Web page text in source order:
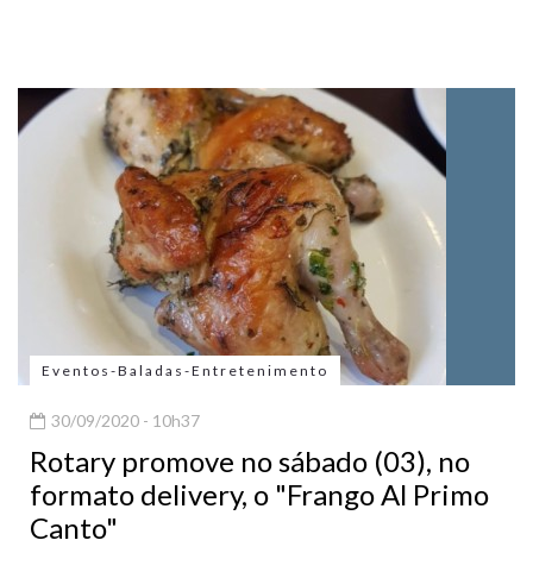
Eventos-Baladas-Entretenimento
30/09/2020 - 10h37
Rotary promove no sábado (03), no
formato delivery, o "Frango Al Primo
Canto"